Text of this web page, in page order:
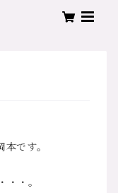
です。
・。